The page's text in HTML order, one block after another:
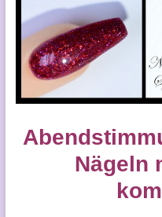
Nägeln